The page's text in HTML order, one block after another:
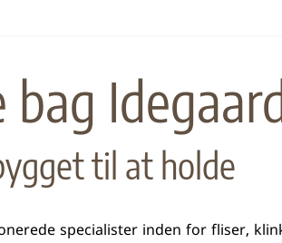
Metal look
Plejeprodukter
Udespa
Tilbehør
Bestsellers
til at holde
specialister inden for fliser,